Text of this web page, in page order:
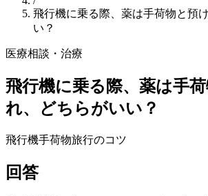
飛行機に乗る際、薬は手荷物と預
い？
医療相談・治療
飛行機に乗る際、薬は手
れ、どちらがいい？
飛行機手荷物旅行のコツ
回答